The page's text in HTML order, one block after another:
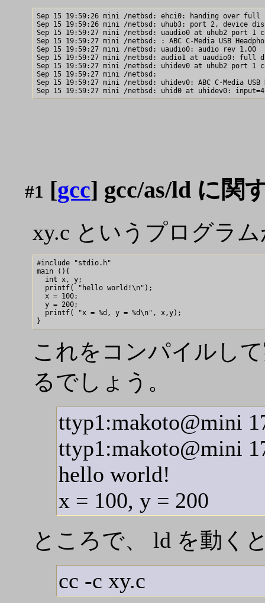
Sep 15 19:59:26 mini /netbsd: ehci0: handing over full
Sep 15 19:59:26 mini /netbsd: uhub3: port 2, device
Sep 15 19:59:27 mini /netbsd: uaudio0 at uhub2 port
Sep 15 19:59:27 mini /netbsd: : ABC C-Media USB
Sep 15 19:59:27 mini /netbsd: uaudio0: audio rev 1.00
Sep 15 19:59:27 mini /netbsd: audio1 at uaudio0: full
Sep 15 19:59:27 mini /netbsd: uhidev0 at uhub2 port
Sep 15 19:59:27 mini /netbsd:
Sep 15 19:59:27 mini /netbsd: uhidev0: ABC C-Media
#1 [gcc] gcc/as/ld に関
xy.c というプログラ
#include "stdio.h"
main (){
  int x, y;
  printf( "hello world!\n");
  x = 100;
  y = 200;
  printf( "x = %d, y = %d\n", x,y);
これをコンパイルし
るでしょう。
ttyp1:makoto@mini
ttyp1:makoto@mini
hello world!
x = 100, y = 200
ところで、 ld を動く
cc -c xy.c